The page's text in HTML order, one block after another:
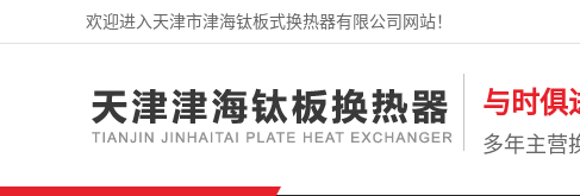
欢迎进入天津市津海钛板式换热器有限公司网站！
与时俱
多年主营